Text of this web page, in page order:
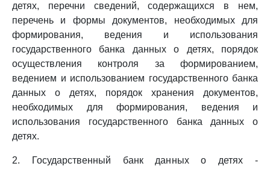
детях, перечни сведений, содержащихся в нем,
перечень и формы документов, необходимых для
формирования, ведения и использования
государственного банка данных о детях, порядок
осуществления контроля за формированием,
ведением и использованием государственного банка
данных о детях, порядок хранения документов,
необходимых для формирования, ведения и
использования государственного банка данных о
детях.
2. Государственный банк данных о детях -